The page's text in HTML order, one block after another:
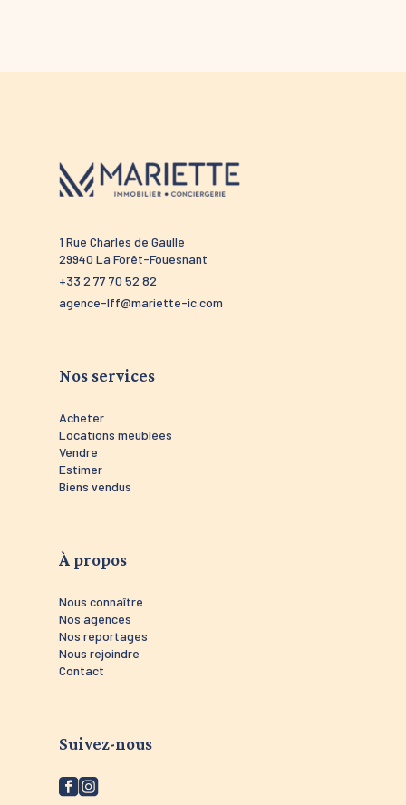
1 Rue Charles de Gaulle
29940 La Forêt-Fouesnant
+33 2 77 70 52 82
agence-lff@mariette-ic.com
Nos services
Acheter
Locations meublées
Vendre
Estimer
Biens vendus
À propos
Nous connaître
Nos agences
Nos reportages
Nous rejoindre
Contact
Suivez-nous